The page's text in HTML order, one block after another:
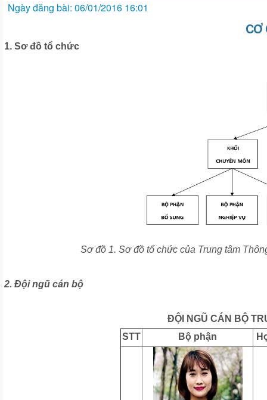
Ngày đăng bài: 06/01/2016 16:01
CƠ
1. Sơ đồ tổ chức
Sơ đồ 1. Sơ đồ tổ chức của Trung tâm
2. Đội ngũ cán bộ
ĐỘI NGŨ CÁN BỘ
STT
Bộ phận